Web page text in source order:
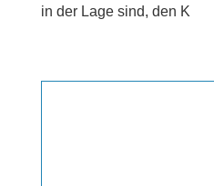
in der Lage sind, den K